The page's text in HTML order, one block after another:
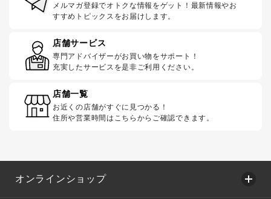
メルマガ登録でオトクな情報をゲット！最新情報やお
すすめトピックスをお届けします。
店舗サービス
専門アドバイザーがお買い物をサポート！
充実したサービスを是非ご利用ください。
店舗一覧
お近くの店舗がすぐに見つかる！
住所や営業時間はこちらからご確認できます。
オンラインショップ